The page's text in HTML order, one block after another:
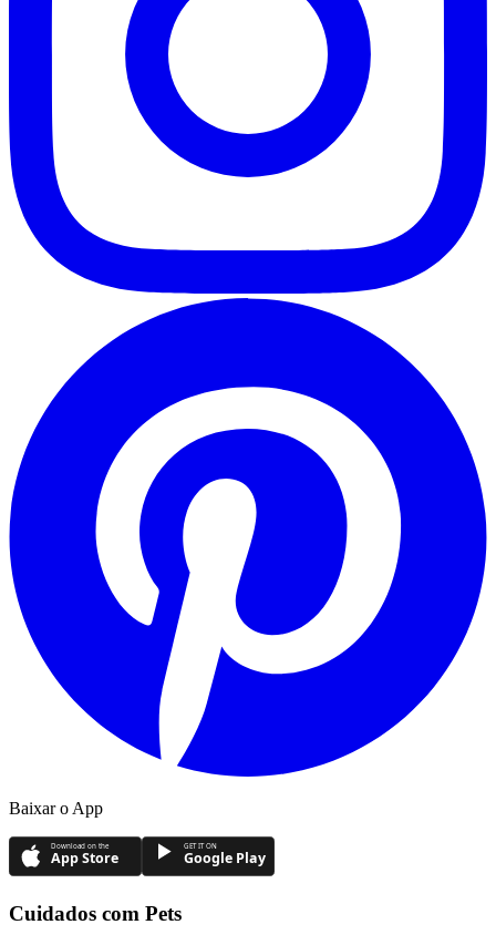
Baixar o App
Download on the
App Store
GET IT ON
Google Play
Cuidados com Pets